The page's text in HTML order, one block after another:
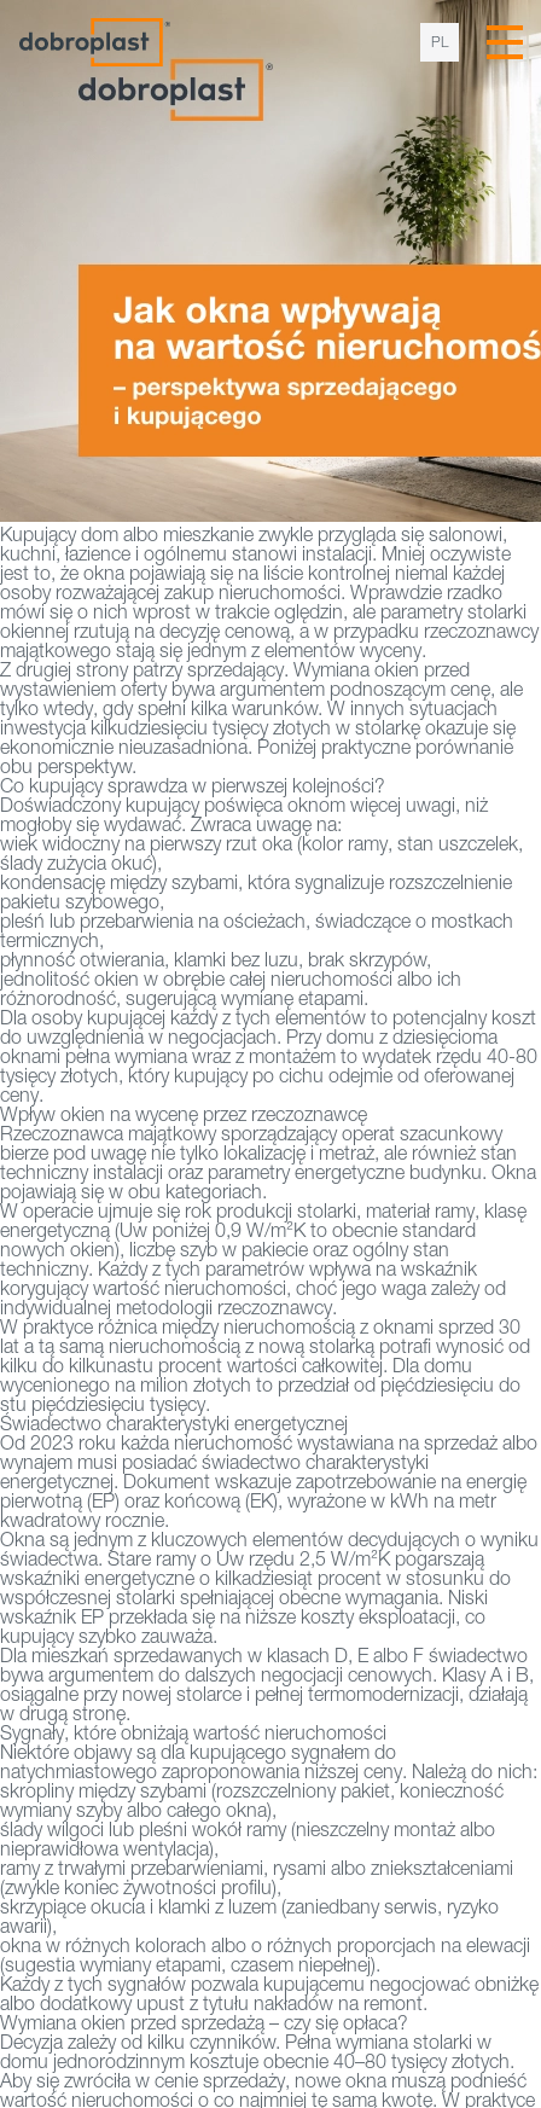
PL
Kupujący dom albo mieszkanie zwykle przygląda się salonowi,
kuchni, łazience i ogólnemu stanowi instalacji. Mniej oczywiste
jest to, że okna pojawiają się na liście kontrolnej niemal każdej
osoby rozważającej zakup nieruchomości. Wprawdzie rzadko
mówi się o nich wprost w trakcie oględzin, ale parametry stolarki
okiennej rzutują na decyzję cenową, a w przypadku rzeczoznawcy
majątkowego stają się jednym z elementów wyceny.
Z drugiej strony patrzy sprzedający. Wymiana okien przed
wystawieniem oferty bywa argumentem podnoszącym cenę, ale
tylko wtedy, gdy spełni kilka warunków. W innych sytuacjach
inwestycja kilkudziesięciu tysięcy złotych w stolarkę okazuje się
ekonomicznie nieuzasadniona. Poniżej praktyczne porównanie
obu perspektyw.
Co kupujący sprawdza w pierwszej kolejności?
Doświadczony kupujący poświęca oknom więcej uwagi, niż
mogłoby się wydawać. Zwraca uwagę na:
wiek widoczny na pierwszy rzut oka (kolor ramy, stan uszczelek,
ślady zużycia okuć),
kondensację między szybami, która sygnalizuje rozszczelnienie
pakietu szybowego,
pleśń lub przebarwienia na ościeżach, świadczące o mostkach
termicznych,
płynność otwierania, klamki bez luzu, brak skrzypów,
jednolitość okien w obrębie całej nieruchomości albo ich
różnorodność, sugerującą wymianę etapami.
Dla osoby kupującej każdy z tych elementów to potencjalny koszt
do uwzględnienia w negocjacjach. Przy domu z dziesięcioma
oknami pełna wymiana wraz z montażem to wydatek rzędu 40-80
tysięcy złotych, który kupujący po cichu odejmie od oferowanej
ceny.
Wpływ okien na wycenę przez rzeczoznawcę
Rzeczoznawca majątkowy sporządzający operat szacunkowy
bierze pod uwagę nie tylko lokalizację i metraż, ale również stan
techniczny instalacji oraz parametry energetyczne budynku. Okna
pojawiają się w obu kategoriach.
W operacie ujmuje się rok produkcji stolarki, materiał ramy, klasę
energetyczną (Uw poniżej 0,9 W/m²K to obecnie standard
nowych okien), liczbę szyb w pakiecie oraz ogólny stan
techniczny. Każdy z tych parametrów wpływa na wskaźnik
korygujący wartość nieruchomości, choć jego waga zależy od
indywidualnej metodologii rzeczoznawcy.
W praktyce różnica między nieruchomością z oknami sprzed 30
lat a tą samą nieruchomością z nową stolarką potrafi wynosić od
kilku do kilkunastu procent wartości całkowitej. Dla domu
wycenionego na milion złotych to przedział od pięćdziesięciu do
stu pięćdziesięciu tysięcy.
Świadectwo charakterystyki energetycznej
Od 2023 roku każda nieruchomość wystawiana na sprzedaż albo
wynajem musi posiadać świadectwo charakterystyki
energetycznej. Dokument wskazuje zapotrzebowanie na energię
pierwotną (EP) oraz końcową (EK), wyrażone w kWh na metr
kwadratowy rocznie.
Okna są jednym z kluczowych elementów decydujących o wyniku
świadectwa. Stare ramy o Uw rzędu 2,5 W/m²K pogarszają
wskaźniki energetyczne o kilkadziesiąt procent w stosunku do
współczesnej stolarki spełniającej obecne wymagania. Niski
wskaźnik EP przekłada się na niższe koszty eksploatacji, co
kupujący szybko zauważa.
Dla mieszkań sprzedawanych w klasach D, E albo F świadectwo
bywa argumentem do dalszych negocjacji cenowych. Klasy A i B,
osiągalne przy nowej stolarce i pełnej termomodernizacji, działają
w drugą stronę.
Sygnały, które obniżają wartość nieruchomości
Niektóre objawy są dla kupującego sygnałem do
natychmiastowego zaproponowania niższej ceny. Należą do nich:
skropliny między szybami (rozszczelniony pakiet, konieczność
wymiany szyby albo całego okna),
ślady wilgoci lub pleśni wokół ramy (nieszczelny montaż albo
nieprawidłowa wentylacja),
ramy z trwałymi przebarwieniami, rysami albo zniekształceniami
(zwykle koniec żywotności profilu),
skrzypiące okucia i klamki z luzem (zaniedbany serwis, ryzyko
awarii),
okna w różnych kolorach albo o różnych proporcjach na elewacji
(sugestia wymiany etapami, czasem niepełnej).
Każdy z tych sygnałów pozwala kupującemu negocjować obniżkę
albo dodatkowy upust z tytułu nakładów na remont.
Wymiana okien przed sprzedażą – czy się opłaca?
Decyzja zależy od kilku czynników. Pełna wymiana stolarki w
domu jednorodzinnym kosztuje obecnie 40–80 tysięcy złotych.
Aby się zwróciła w cenie sprzedaży, nowe okna muszą podnieść
wartość nieruchomości o co najmniej tę samą kwotę. W praktyce